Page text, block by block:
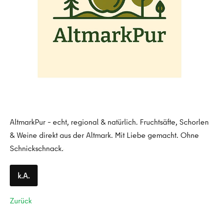
AltmarkPur – echt, regional & natürlich. Fruchtsäfte, Schorlen
& Weine direkt aus der Altmark. Mit Liebe gemacht. Ohne
Schnickschnack.
k.A.
Zurück